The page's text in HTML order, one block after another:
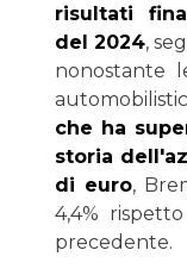
risultati
del 2024,
nonostante
che ha
storia
di euro,
4,4%
precedente.